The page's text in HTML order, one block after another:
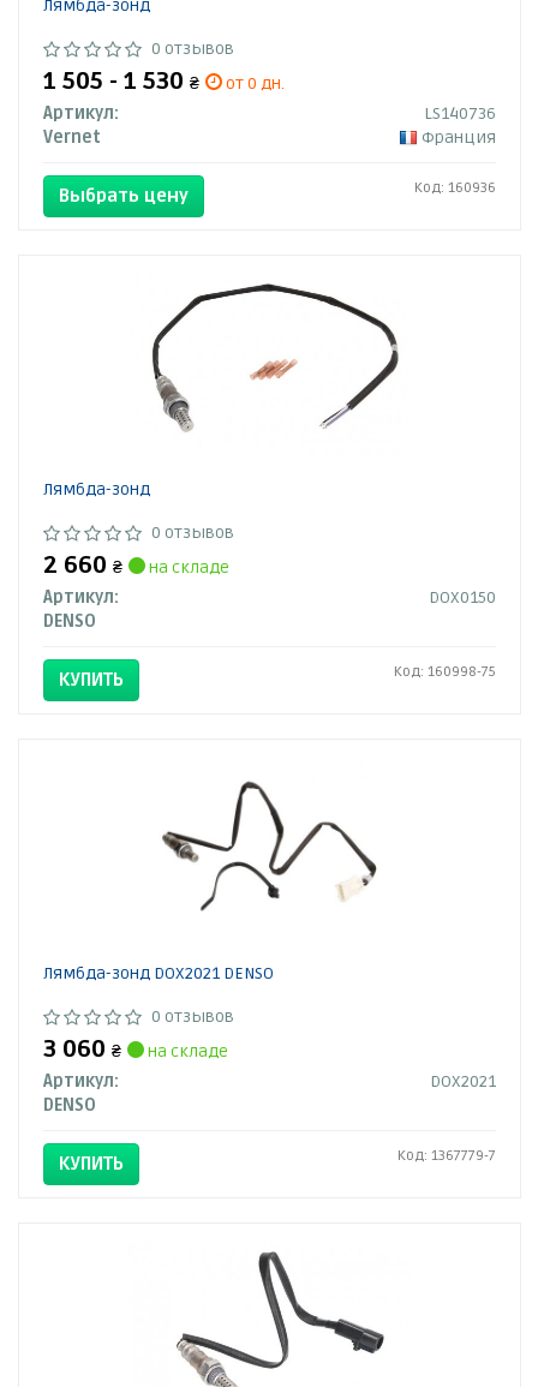
Лямбда-зонд
0 отзывов
1 505 - 1 530 ₴
от 0 дн.
Артикул:
LS140736
Vernet
Франция
Выбрать цену Код: 160936
Лямбда-зонд
0 отзывов
2 660 ₴
на складе
Артикул:
DOX0150
DENSO
КУПИТЬ Код: 160998-75
Лямбда-зонд DOX2021 DENSO
0 отзывов
3 060 ₴
на складе
Артикул:
DOX2021
DENSO
КУПИТЬ Код: 1367779-7